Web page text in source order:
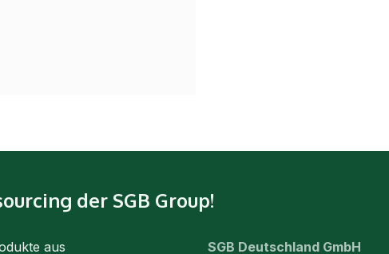
der SGB Group!
aus SGB Deutschland GmbH